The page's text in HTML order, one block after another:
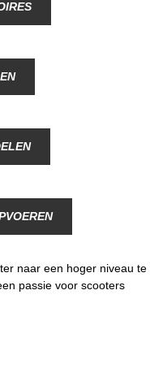
naar een hoger niveau te
passie voor scooters